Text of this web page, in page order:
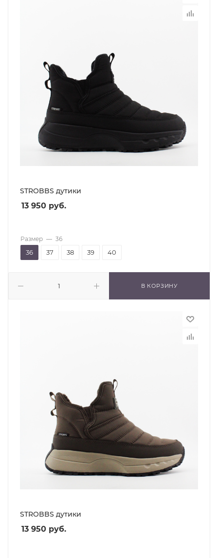
STROBBS дутики
13 950 руб.
В КОРЗИНУ
Размер — 36
36 37 38 39 40
STROBBS дутики
13 950 руб.